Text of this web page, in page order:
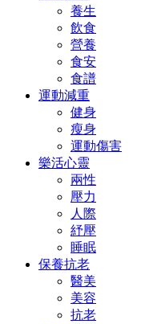
養生
飲食
營養
食安
食譜
運動減重
健身
瘦身
運動傷害
樂活心靈
兩性
壓力
人際
紓壓
睡眠
保養抗老
醫美
美容
抗老